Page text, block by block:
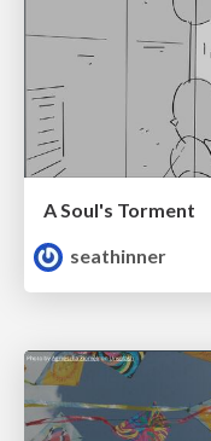
A Soul's Torment
seathinner